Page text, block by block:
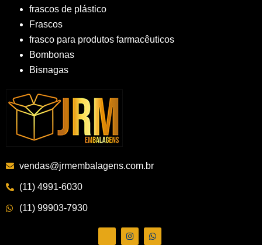
frascos de plástico
Frascos
frasco para produtos farmacêuticos
Bombonas
Bisnagas
vendas@jrmembalagens.com.br
(11) 4991-6030
(11) 99903-7930